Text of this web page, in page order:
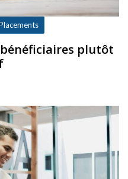
plutôt